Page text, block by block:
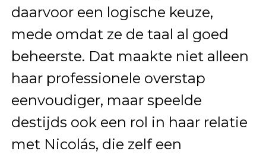
daarvoor een logische keuze,
mede omdat ze de taal al goed
beheerste. Dat maakte niet alleen
haar professionele overstap
eenvoudiger, maar speelde
destijds ook een rol in haar relatie
met Nicolás, die zelf een